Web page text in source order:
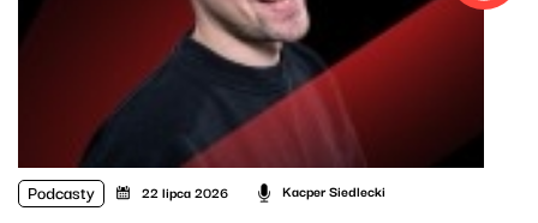
Podcasty 22 lipca 2026 Kacper Siedlecki